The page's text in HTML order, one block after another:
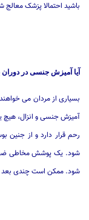
باشید احتمالا پزشک معالج
آیا آمیزش جنسی در
بسیاری از مردان می
آمیزش جنسی و انزال، هیچ
رحم قرار دارد و از جنین
شود. یک پوشش مخاطی
شود. ممکن است چندی بعد